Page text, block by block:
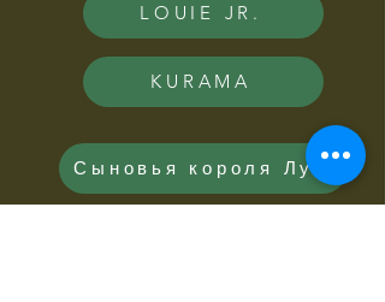
LOUIE JR.
KURAMA
Сыновья короля Луи